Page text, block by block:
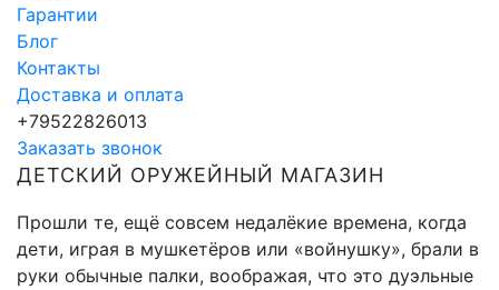
Гарантии
Блог
Контакты
Доставка и оплата
+79522826013
Заказать звонок
ДЕТСКИЙ ОРУЖЕЙНЫЙ МАГАЗИН
Прошли те, ещё совсем недалёкие времена, когда
дети, играя в мушкетёров или «войнушку», брали в
руки обычные палки, воображая, что это дуэльные